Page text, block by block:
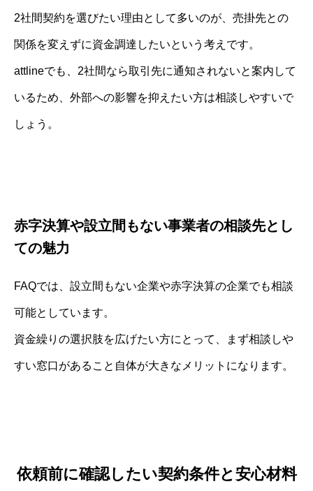
2社間契約を選びたい理由として多いのが、売掛先との
関係を変えずに資金調達したいという考えです。
attlineでも、2社間なら取引先に通知されないと案内して
いるため、外部への影響を抑えたい方は相談しやすいで
しょう。
赤字決算や設立間もない事業者の相談先とし
ての魅力
FAQでは、設立間もない企業や赤字決算の企業でも相談
可能としています。
資金繰りの選択肢を広げたい方にとって、まず相談しや
すい窓口があること自体が大きなメリットになります。
依頼前に確認したい契約条件と安心材料